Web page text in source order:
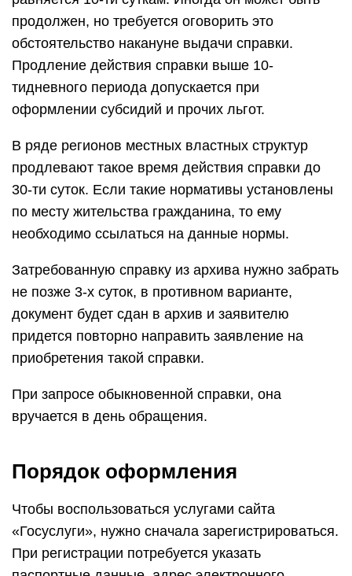
продолжен, но требуется оговорить это
обстоятельство накануне выдачи справки.
Продление действия справки выше 10-
тидневного периода допускается при
оформлении субсидий и прочих льгот.
В ряде регионов местных властных структур
продлевают такое время действия справки до
30-ти суток. Если такие нормативы установлены
по месту жительства гражданина, то ему
необходимо ссылаться на данные нормы.
Затребованную справку из архива нужно забрать
не позже 3-х суток, в противном варианте,
документ будет сдан в архив и заявителю
придется повторно направить заявление на
приобретения такой справки.
При запросе обыкновенной справки, она
вручается в день обращения.
Порядок оформления
Чтобы воспользоваться услугами сайта
«Госуслуги», нужно сначала зарегистрироваться.
При регистрации потребуется указать